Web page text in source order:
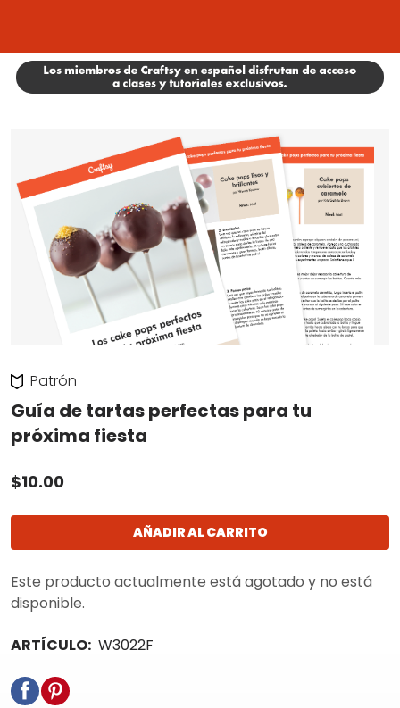
Patrón
Guía de tartas perfectas para tu
próxima fiesta
$10.00
AÑADIR AL CARRITO
Este producto actualmente está agotado y no está
disponible.
ARTÍCULO: W3022F